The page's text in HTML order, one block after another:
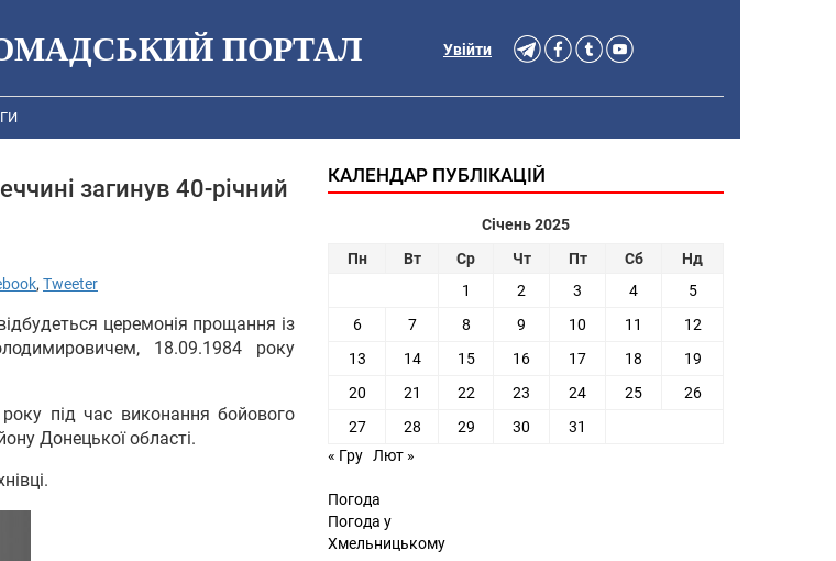
ПОРТАЛ Увійти
загинув 40-річний
, Tweeter
церемонія прощання із
18.09.1984 року
під час виконання бойового
Донецької області.
КАЛЕНДАР ПУБЛІКАЦІЙ
Січень 2025
Пн
Вт Ср Чт Пт Сб
Нд
1
2 3 4
5
6
7 8 9 10 11
12
13
14 15 16 17 18
19
20
21 22 23 24 25
26
27
28 29 30
31
« Гру Лют »
Погода
Погода у
Хмельницькому